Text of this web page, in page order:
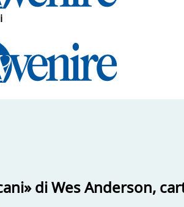
di Wes Anderson,